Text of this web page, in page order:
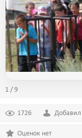
1 / 9
1726 Добавил
Оценок нет